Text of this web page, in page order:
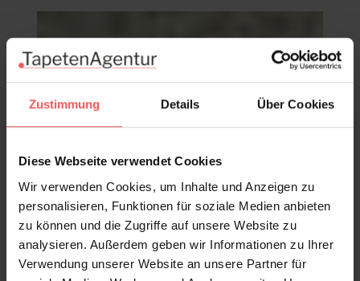
Zustimmung Details Über Cookies
Diese Webseite verwendet Cookies
Wir verwenden Cookies, um Inhalte und Anzeigen zu
personalisieren, Funktionen für soziale Medien anbieten
zu können und die Zugriffe auf unsere Website zu
analysieren. Außerdem geben wir Informationen zu Ihrer
Verwendung unserer Website an unsere Partner für